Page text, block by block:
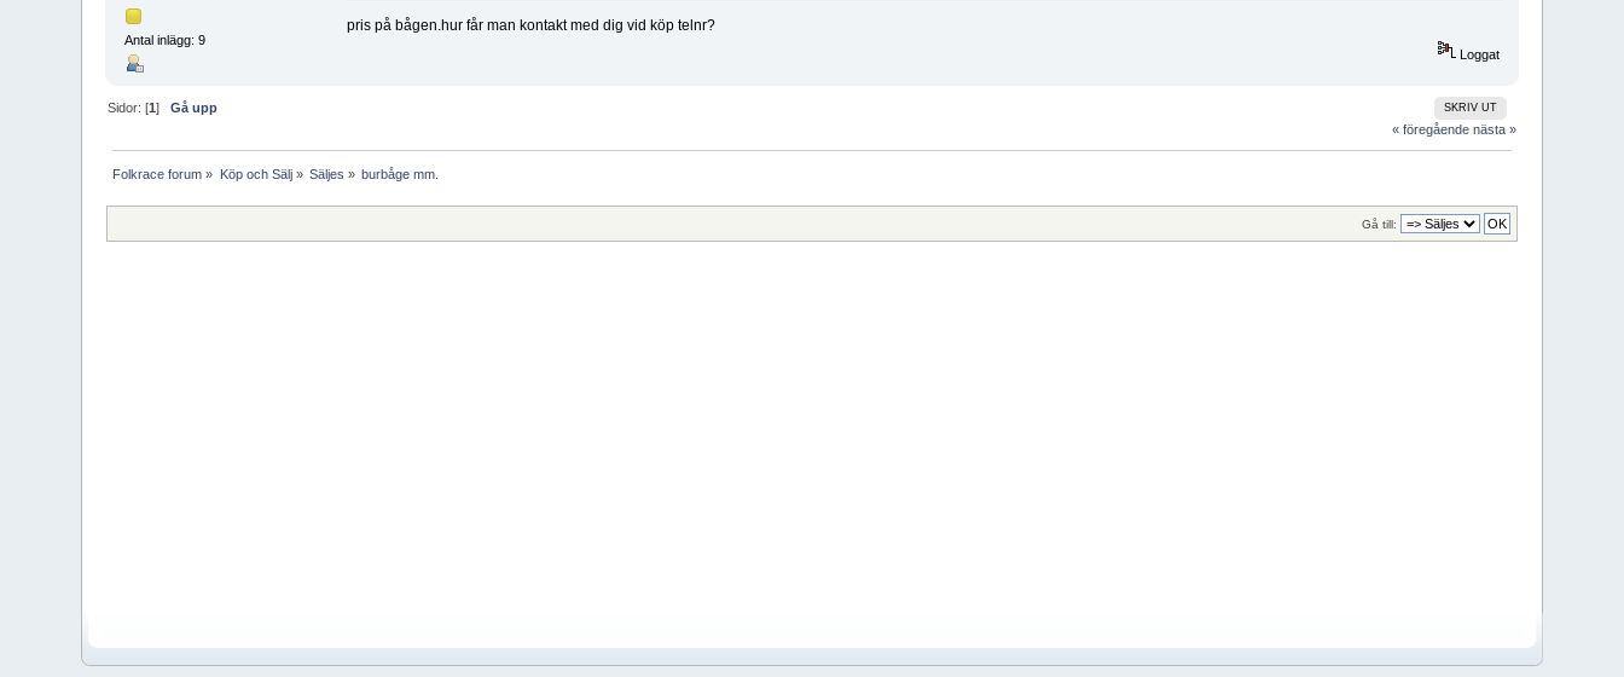
Antal inlägg: 9
pris på bågen.hur får man kontakt med dig vid köp telnr?
Loggat
SKRIV UT
Sidor: [1]Gå upp
« föregående nästa »
Folkrace forum » Köp och Sälj» Säljes » burbåge mm.
Gå till: